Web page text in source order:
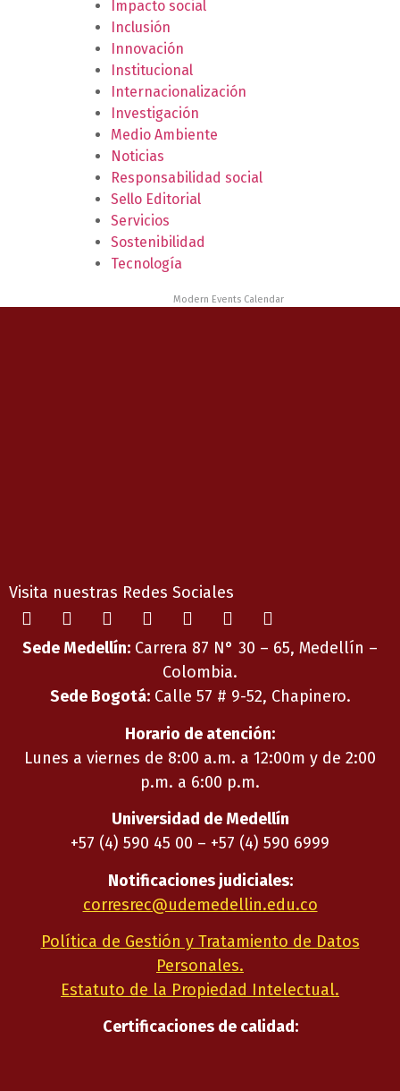
Impacto social
Inclusión
Innovación
Institucional
Internacionalización
Investigación
Medio Ambiente
Noticias
Responsabilidad social
Sello Editorial
Servicios
Sostenibilidad
Tecnología
Modern Events Calendar
Visita nuestras Redes Sociales
Sede Medellín: Carrera 87 N° 30 – 65, Medellín –
Colombia.
Sede Bogotá:Calle 57 # 9-52, Chapinero.
Horario de atención:
Lunes a viernes de 8:00 a.m. a 12:00m y de 2:00
p.m. a 6:00 p.m.
Universidad de Medellín
+57 (4) 590 45 00 – +57 (4) 590 6999
Notificaciones judiciales:
corresrec@udemedellin.edu.co
Política de Gestión y Tratamiento de Datos
Personales.
Estatuto de la Propiedad Intelectual.
Certificaciones de calidad: